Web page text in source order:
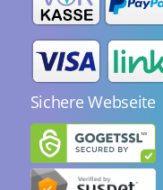
Sichere Webseite